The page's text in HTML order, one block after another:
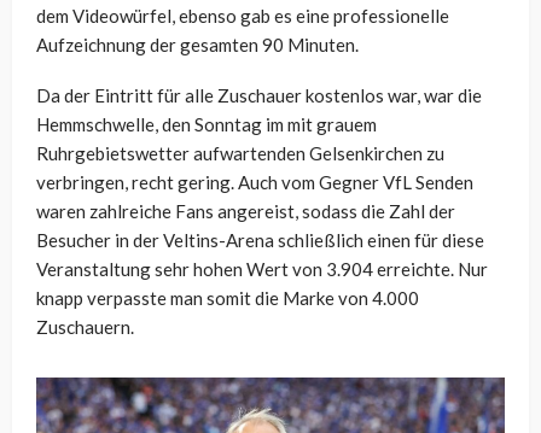
dem Videowürfel, ebenso gab es eine professionelle
Aufzeichnung der gesamten 90 Minuten.
Da der Eintritt für alle Zuschauer kostenlos war, war die
Hemmschwelle, den Sonntag im mit grauem
Ruhrgebietswetter aufwartenden Gelsenkirchen zu
verbringen, recht gering. Auch vom Gegner VfL Senden
waren zahlreiche Fans angereist, sodass die Zahl der
Besucher in der Veltins-Arena schließlich einen für diese
Veranstaltung sehr hohen Wert von 3.904 erreichte. Nur
knapp verpasste man somit die Marke von 4.000
Zuschauern.